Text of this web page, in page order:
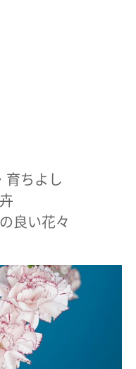
育ちよし
良い花々